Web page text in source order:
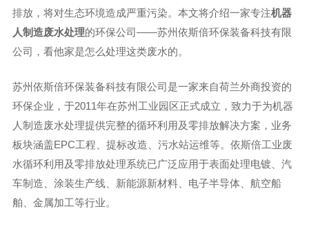
排放，将对生态环境造成严重污染。本文将介绍一家专注机器
人制造废水处理的环保公司——苏州依斯倍环保装备科技有限
公司，看他家是怎么处理这类废水的。
苏州依斯倍环保装备科技有限公司是一家来自荷兰外商投资的
环保企业，于2011年在苏州工业园区正式成立，致力于为机器
人制造废水处理提供完整的循环利用及零排放解决方案，业务
板块涵盖EPC工程、提标改造、污水站运维等。依斯倍工业废
水循环利用及零排放处理系统已广泛应用于表面处理电镀、汽
车制造、涂装生产线、新能源新材料、电子半导体、航空船
舶、金属加工等行业。